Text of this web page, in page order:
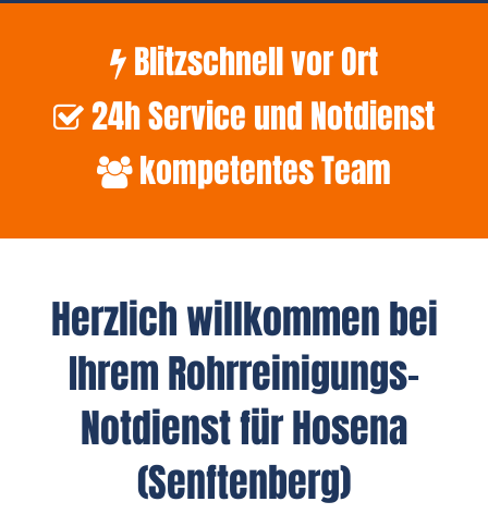
Blitzschnell vor Ort
24h Service und Notdienst
kompetentes Team
Herzlich willkommen bei
Ihrem Rohrreinigungs-
Notdienst für Hosena
(Senftenberg)